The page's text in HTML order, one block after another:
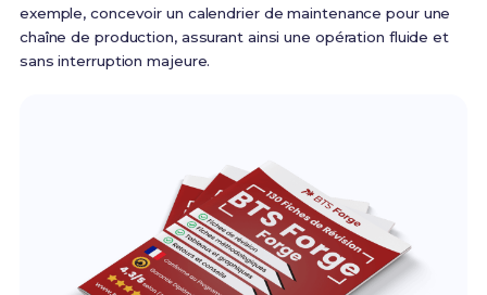
exemple, concevoir un calendrier de maintenance pour une
chaîne de production, assurant ainsi une opération fluide et
sans interruption majeure.